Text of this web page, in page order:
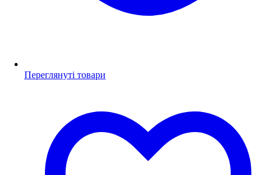
Переглянуті товари